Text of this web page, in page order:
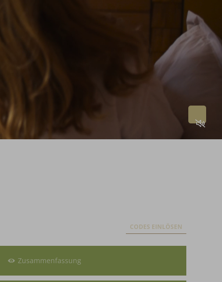
CODES EINLÖSEN
Zusammenfassung